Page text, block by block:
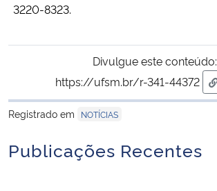
3220-8323.
Divulgue este conteúdo:
https://ufsm.br/r-341-44372
Registrado em
NOTÍCIAS
Publicações Recentes